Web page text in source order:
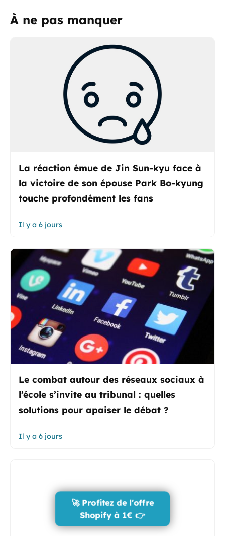
À ne pas manquer
La réaction émue de Jin Sun-kyu face à
la victoire de son épouse Park Bo-kyung
touche profondément les fans
Il y a 6 jours
Le combat autour des réseaux sociaux à
l’école s’invite au tribunal : quelles
solutions pour apaiser le débat ?
Il y a 6 jours
🚀 Profitez de l'offre
Shopify à 1€ 👉